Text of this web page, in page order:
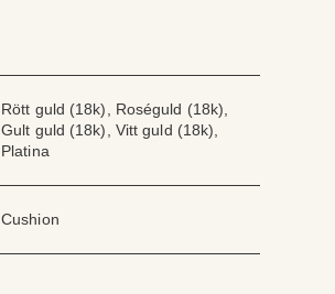
Rött guld (18k), Roséguld (18k),
Gult guld (18k), Vitt guld (18k),
Platina
Cushion